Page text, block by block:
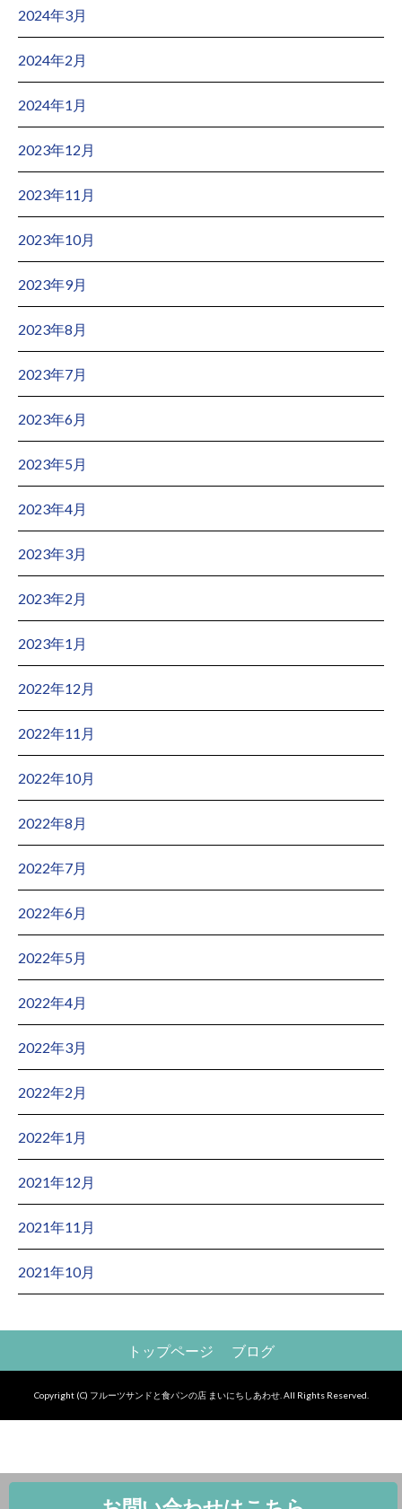
2024年3月
2024年2月
2024年1月
2023年12月
2023年11月
2023年10月
2023年9月
2023年8月
2023年7月
2023年6月
2023年5月
2023年4月
2023年3月
2023年2月
2023年1月
2022年12月
2022年11月
2022年10月
2022年8月
2022年7月
2022年6月
2022年5月
2022年4月
2022年3月
2022年2月
2022年1月
2021年12月
2021年11月
2021年10月
トップページ ブログ
Copyright (C) フルーツサンドと食パンの店 まいにちしあわせ. All Rights Reserved.